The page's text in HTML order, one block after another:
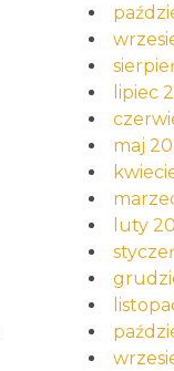
lipiec
maj
luty